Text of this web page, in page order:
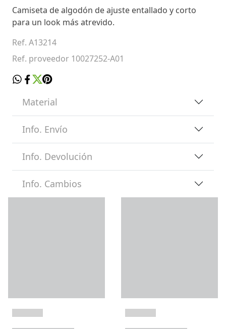
Camiseta de algodón de ajuste entallado y corto
para un look más atrevido.
Ref. A13214
Ref. proveedor 10027252-A01
Material
Info. Envío
Info. Devolución
Info. Cambios